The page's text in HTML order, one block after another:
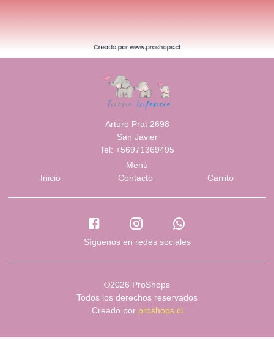
Arturo Prat 2698
San Javier
Tel: +56971369495
Menú
Inicio
Contacto Carrito
Síguenos en redes sociales
©2026 ProShops
Todos los derechos reservados
Creado por proshops.cl